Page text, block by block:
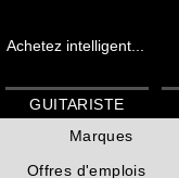
Achetez intelligent...
Marques
Offres d'emplois
GUITARISTE